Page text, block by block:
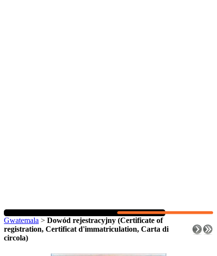
Gwatemala > Dowód rejestracyjny (Certificate of
registration, Certificat d'immatriculation, Carta di
circola)